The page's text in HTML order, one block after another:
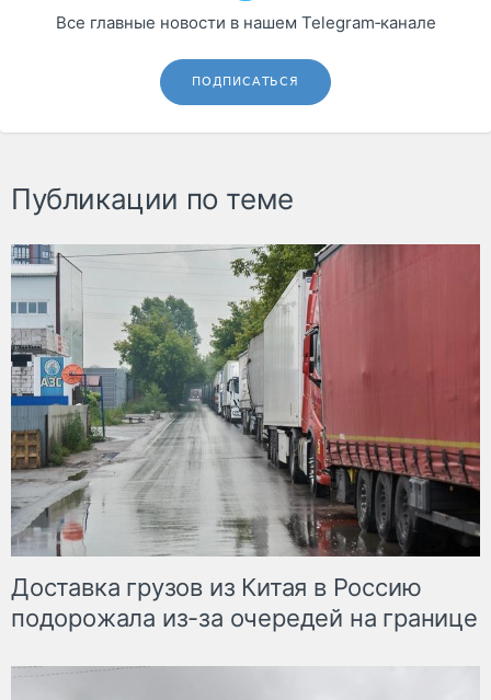
Все главные новости в нашем Telegram‑канале
ПОДПИСАТЬСЯ
Публикации по теме
Доставка грузов из Китая в Россию
подорожала из-за очередей на границе